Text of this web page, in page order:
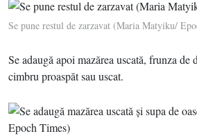
Se pune restul de zarzavat (Maria Matyiku/
Se adaugă apoi mazărea uscată, frunza
cimbru proaspăt sau uscat.